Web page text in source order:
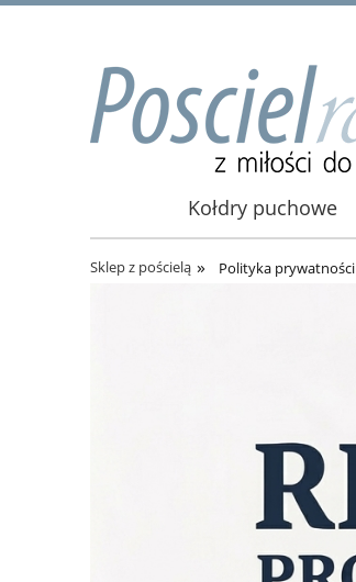
Kołdry puchowe
Sklep z pościelą » Polityka prywatności